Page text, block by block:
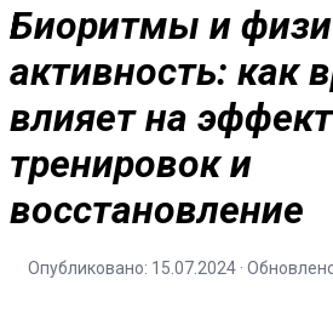
Биоритмы и
активность: как
влияет на
тренировок и
восстановление
Опубликовано: 15.07.2024 ·